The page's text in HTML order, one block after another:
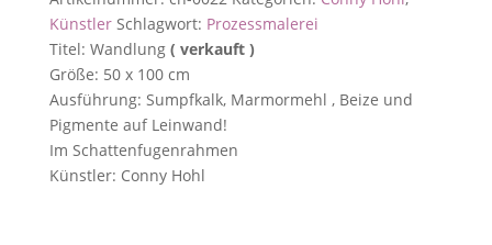
Künstler Schlagwort: Prozessmalerei
Titel: Wandlung ( verkauft )
Größe: 50 x 100 cm
Ausführung: Sumpfkalk, Marmormehl , Beize und
Pigmente auf Leinwand!
Im Schattenfugenrahmen
Künstler: Conny Hohl